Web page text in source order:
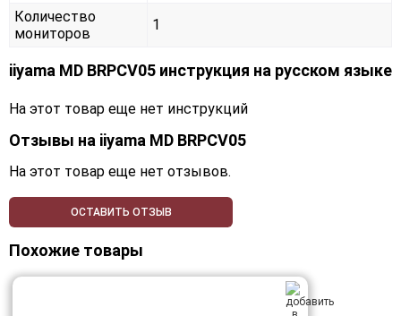
Количество
мониторов
1
iiyama MD BRPCV05 инструкция на русском языке
На этот товар еще нет инструкций
Отзывы на iiyama MD BRPCV05
На этот товар еще нет отзывов.
ОСТАВИТЬ ОТЗЫВ
Похожие товары